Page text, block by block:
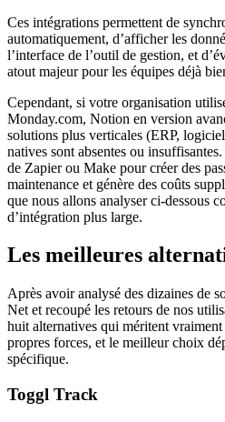
Ces intégrations permettent de
automatiquement, d’afficher les
l’interface de l’outil de gestion, et
atout majeur pour les équipes déjà
Cependant, si votre organisation
Monday.com, Notion en version
solutions plus verticales (ERP,
natives sont absentes ou
de Zapier ou Make pour créer des
maintenance et génère des coûts
que nous allons analyser ci-dessous
d’intégration plus large.
Les meilleures
Après avoir analysé des dizaines de
Net et recoupé les retours de nos
huit alternatives qui méritent
propres forces, et le meilleur choix
spécifique.
Toggl Track